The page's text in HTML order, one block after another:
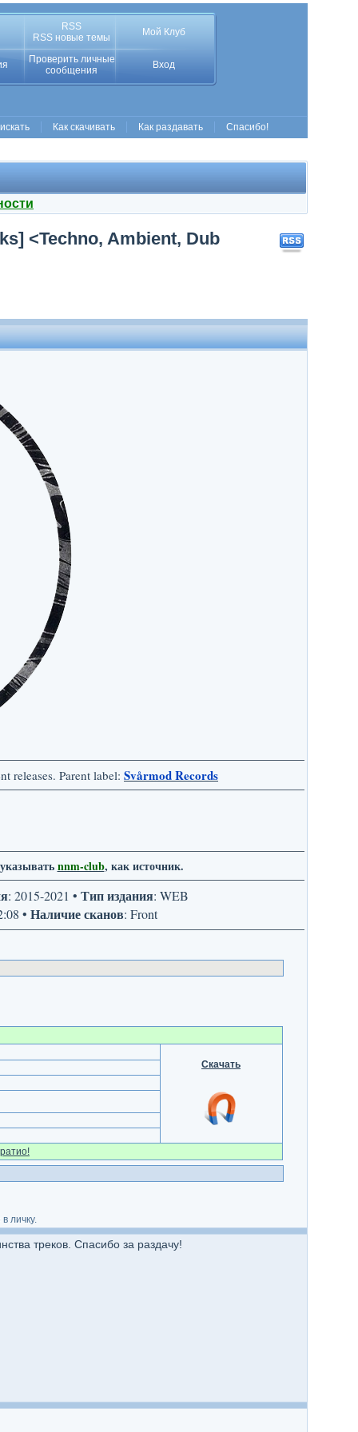
RSS
RSS новые темы
Мой Клуб
Проверить личные
сообщения
Вход
Как скачивать Как раздавать Спасибо!
<Techno, Ambient, Dub
releases. Parent label: Svårmod Records
nnm-club, как источник.
: 2015-2021 • Тип издания: WEB
• Наличие сканов: Front
Скачать
личку.
треков. Спасибо за раздачу!